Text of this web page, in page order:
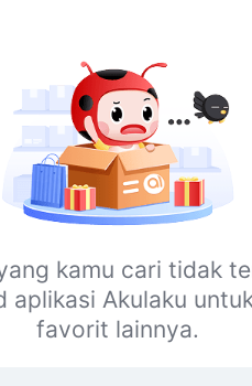
kamu cari tidak
aplikasi Akulaku
favorit lainnya.